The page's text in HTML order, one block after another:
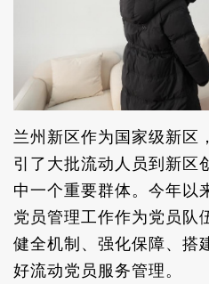
兰州新区作为国家级新区
引了大批流动人员到新区
中一个重要群体。今年以
党员管理工作作为党员队
健全机制、强化保障、搭
好流动党员服务管理。